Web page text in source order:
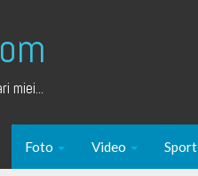
miei...
Foto Video Sport